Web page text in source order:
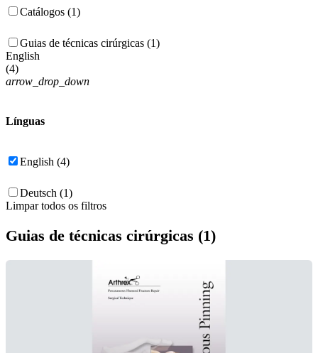
Catálogos (1)
Guias de técnicas cirúrgicas (1)
English
(4)
arrow_drop_down
Línguas
English (4)
Deutsch (1)
Limpar todos os filtros
Guias de técnicas cirúrgicas (1)